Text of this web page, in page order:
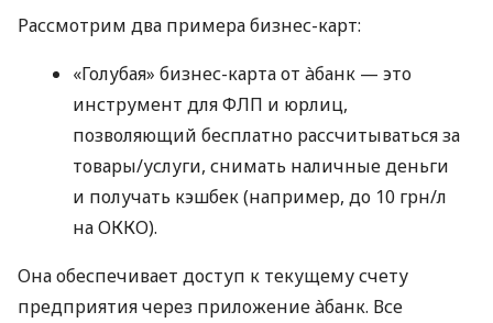
Рассмотрим два примера бизнес-карт:
«Голубая» бизнес-карта от àбанк — это
инструмент для ФЛП и юрлиц,
позволяющий бесплатно рассчитываться за
товары/услуги, снимать наличные деньги
и получать кэшбек (например, до 10 грн/л
на ОККО).
Она обеспечивает доступ к текущему счету
предприятия через приложение àбанк. Все